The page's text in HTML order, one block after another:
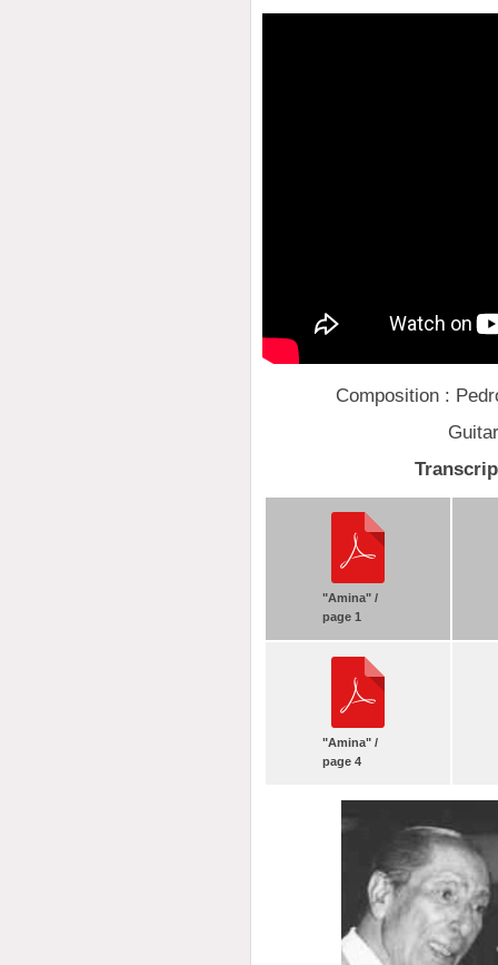
Composition :
"Amina" /
page 1
"Amina" /
page 4